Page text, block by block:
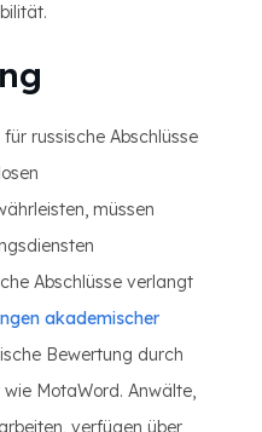
russische Abschlüsse
müssen
Abschlüsse verlangt
akademischer
Bewertung durch
MotaWord. Anwälte,